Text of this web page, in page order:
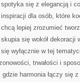
spotyka się z elegancją i
inspiracji dla osób, które
chcą lepiej zrozumieć
skupia się wokół dekoracji
się wyłącznie w tej
trwałości i
harmonia łączy się